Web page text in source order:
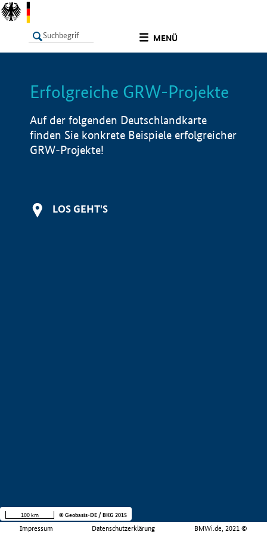
MENÜ
LISTE Info
Erfolgreiche GRW-Projekte
Auf der folgenden Deutschlandkarte
finden Sie konkrete Beispiele erfolgreicher
GRW-Projekte!
LOS GEHT'S
Impressum Datenschutzerklärung BMWi.de, 2021 ©
100 km © Geobasis-DE / BKG 2015